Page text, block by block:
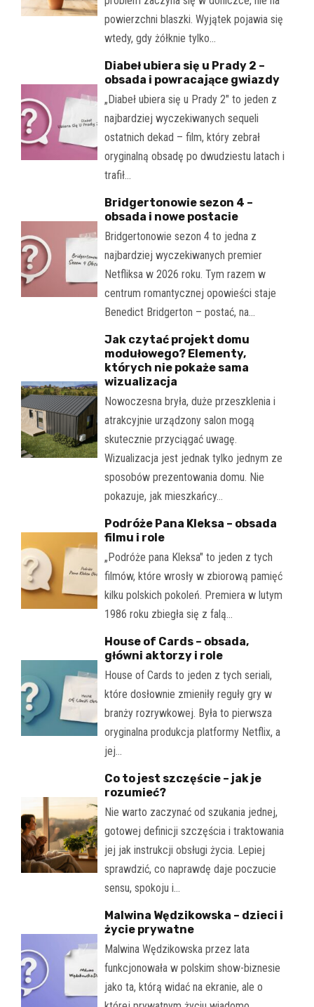
powierzchni blaszki. Wyjątek pojawia się
wtedy, gdy żółknie tylko…
Diabeł ubiera się u Prady 2 –
obsada i powracające gwiazdy
„Diabeł ubiera się u Prady 2" to jeden z
najbardziej wyczekiwanych sequeli
ostatnich dekad – film, który zebrał
oryginalną obsadę po dwudziestu latach i
trafił…
Bridgertonowie sezon 4 –
obsada i nowe postacie
Bridgertonowie sezon 4 to jedna z
najbardziej wyczekiwanych premier
Netfliksa w 2026 roku. Tym razem w
centrum romantycznej opowieści staje
Benedict Bridgerton – postać, na…
Jak czytać projekt domu
modułowego? Elementy,
których nie pokaże sama
wizualizacja
Nowoczesna bryła, duże przeszklenia i
atrakcyjnie urządzony salon mogą
skutecznie przyciągać uwagę.
Wizualizacja jest jednak tylko jednym ze
sposobów prezentowania domu. Nie
pokazuje, jak mieszkańcy…
Podróże Pana Kleksa – obsada
filmu i role
„Podróże pana Kleksa" to jeden z tych
filmów, które wrosły w zbiorową pamięć
kilku polskich pokoleń. Premiera w lutym
1986 roku zbiegła się z falą…
House of Cards – obsada,
główni aktorzy i role
House of Cards to jeden z tych seriali,
które dosłownie zmieniły reguły gry w
branży rozrywkowej. Była to pierwsza
oryginalna produkcja platformy Netflix, a
jej…
Co to jest szczęście – jak je
rozumieć?
Nie warto zaczynać od szukania jednej,
gotowej definicji szczęścia i traktowania
jej jak instrukcji obsługi życia. Lepiej
sprawdzić, co naprawdę daje poczucie
sensu, spokoju i…
Malwina Wędzikowska – dzieci i
życie prywatne
Malwina Wędzikowska przez lata
funkcjonowała w polskim show-biznesie
jako ta, którą widać na ekranie, ale o